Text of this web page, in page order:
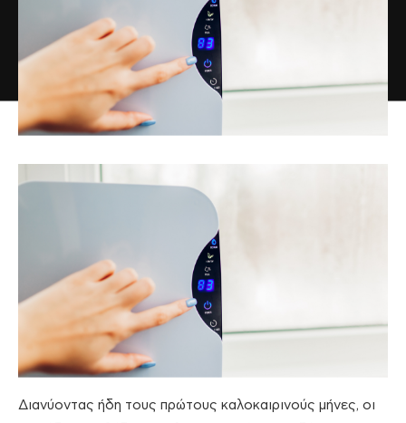
Διανύοντας ήδη τους πρώτους καλοκαιρινούς μήνες, οι